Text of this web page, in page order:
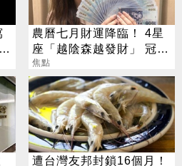
農曆七月財運降臨！ 4星
座「越陰森越發財」 冠軍
賺到翻
焦點
遭台灣友邦封鎖16個月！